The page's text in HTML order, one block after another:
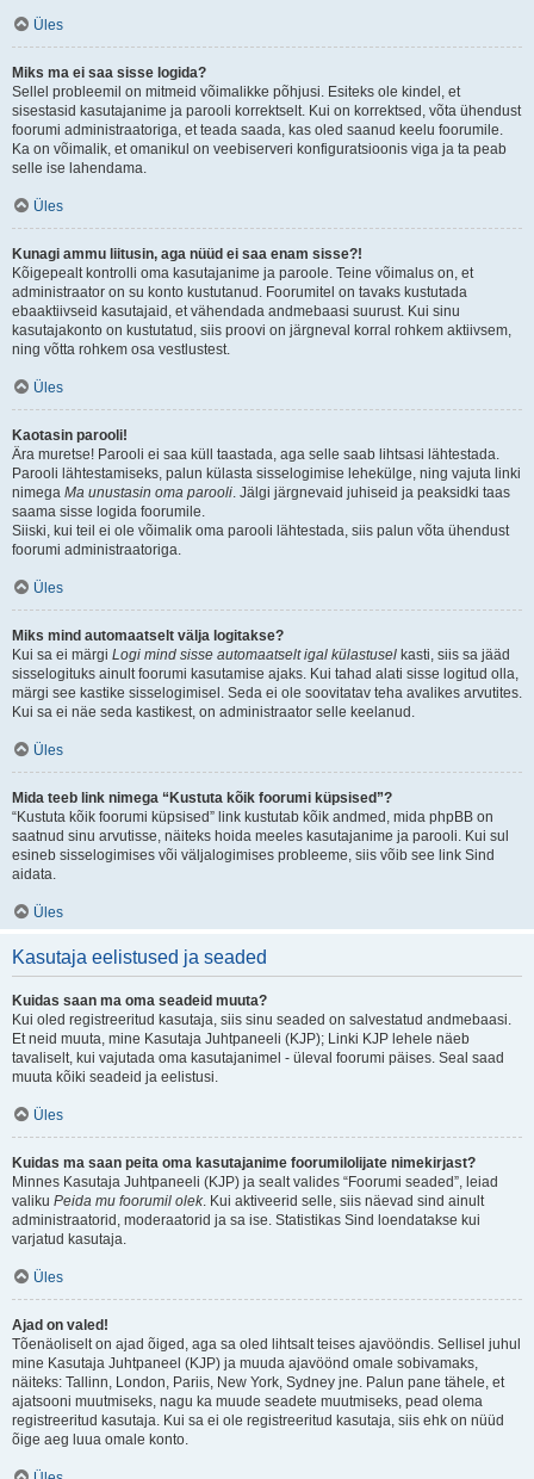
Üles
Miks ma ei saa sisse logida?
Sellel probleemil on mitmeid võimalikke põhjusi. Esiteks ole kindel, et
sisestasid kasutajanime ja parooli korrektselt. Kui on korrektsed, võta ühendust
foorumi administraatoriga, et teada saada, kas oled saanud keelu foorumile.
Ka on võimalik, et omanikul on veebiserveri konfiguratsioonis viga ja ta peab
selle ise lahendama.
Üles
Kunagi ammu liitusin, aga nüüd ei saa enam sisse?!
Kõigepealt kontrolli oma kasutajanime ja paroole. Teine võimalus on, et
administraator on su konto kustutanud. Foorumitel on tavaks kustutada
ebaaktiivseid kasutajaid, et vähendada andmebaasi suurust. Kui sinu
kasutajakonto on kustutatud, siis proovi on järgneval korral rohkem aktiivsem,
ning võtta rohkem osa vestlustest.
Üles
Kaotasin parooli!
Ära muretse! Parooli ei saa küll taastada, aga selle saab lihtsasi lähtestada.
Parooli lähtestamiseks, palun külasta sisselogimise lehekülge, ning vajuta linki
nimega Ma unustasin oma parooli. Jälgi järgnevaid juhiseid ja peaksidki taas
saama sisse logida foorumile.
Siiski, kui teil ei ole võimalik oma parooli lähtestada, siis palun võta ühendust
foorumi administraatoriga.
Üles
Miks mind automaatselt välja logitakse?
Kui sa ei märgi Logi mind sisse automaatselt igal külastusel kasti, siis sa jääd
sisselogituks ainult foorumi kasutamise ajaks. Kui tahad alati sisse logitud olla,
märgi see kastike sisselogimisel. Seda ei ole soovitatav teha avalikes arvutites.
Kui sa ei näe seda kastikest, on administraator selle keelanud.
Üles
Mida teeb link nimega “Kustuta kõik foorumi küpsised”?
“Kustuta kõik foorumi küpsised” link kustutab kõik andmed, mida phpBB on
saatnud sinu arvutisse, näiteks hoida meeles kasutajanime ja parooli. Kui sul
esineb sisselogimises või väljalogimises probleeme, siis võib see link Sind
aidata.
Üles
Kasutaja eelistused ja seaded
Kuidas saan ma oma seadeid muuta?
Kui oled registreeritud kasutaja, siis sinu seaded on salvestatud andmebaasi.
Et neid muuta, mine Kasutaja Juhtpaneeli (KJP); Linki KJP lehele näeb
tavaliselt, kui vajutada oma kasutajanimel - üleval foorumi päises. Seal saad
muuta kõiki seadeid ja eelistusi.
Üles
Kuidas ma saan peita oma kasutajanime foorumilolijate nimekirjast?
Minnes Kasutaja Juhtpaneeli (KJP) ja sealt valides “Foorumi seaded”, leiad
valiku Peida mu foorumil olek. Kui aktiveerid selle, siis näevad sind ainult
administraatorid, moderaatorid ja sa ise. Statistikas Sind loendatakse kui
varjatud kasutaja.
Üles
Ajad on valed!
Tõenäoliselt on ajad õiged, aga sa oled lihtsalt teises ajavööndis. Sellisel juhul
mine Kasutaja Juhtpaneel (KJP) ja muuda ajavöönd omale sobivamaks,
näiteks: Tallinn, London, Pariis, New York, Sydney jne. Palun pane tähele, et
ajatsooni muutmiseks, nagu ka muude seadete muutmiseks, pead olema
registreeritud kasutaja. Kui sa ei ole registreeritud kasutaja, siis ehk on nüüd
õige aeg luua omale konto.